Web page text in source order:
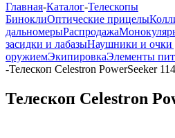
Главная-Каталог-Телескопы
БиноклиОптические прицелы
дальномерыРаспродажа
засидки и лабазыНаушники и очки
оружиемЭкипировкаЭлементы
-Телескоп Celestron PowerSeeker
Телескоп Celestron